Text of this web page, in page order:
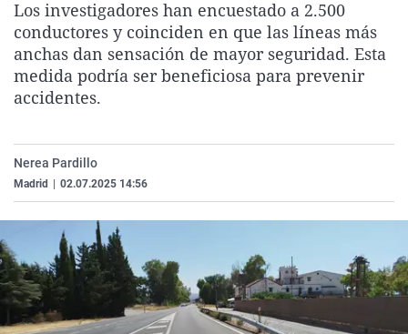
La rosa de los vientos
Gente viajera
Como el perro y el
Caso
Retornados
Equipo de
Extremadura
Galicia
La Rioja
País Vasco
Virales
Televisión
Elecciones
Los investigadores han encuestado a 2.500
conductores y coinciden en que las líneas más
anchas dan sensación de mayor seguridad. Esta
medida podría ser beneficiosa para prevenir
accidentes.
Nerea Pardillo
Madrid 02.07.2025 14:56